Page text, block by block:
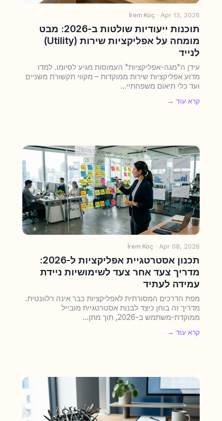
İrem Koç · Apr 13, 2026
תוכנות ייעודיות שולטות ב-2026: מבט
מומחה על אפליקציות שירות (Utility)
לנייד
עידן ה"מגה-אפליקציות" העמוסות מגיע לסיומו. למדו
מדוע אפליקציות שירות ממוקדות – מקווי תקשורת משניים
ועד כלי תיאום משפחתיי...
קרא עוד →
İrem Koç · Apr 08, 2026
תכנון אסטרטגיית אפליקציות ל-2026:
מדריך צעד אחר צעד לשימושיות ניידת
עמידה לעתיד
מפת הדרכים המסורתית לאפליקציות כבר אינה רלוונטית.
מדריך זה בוחן כיצד לבנות אסטרטגיית מובייל
ממוקדת-משתמש ב-2026, תוך מתן...
קרא עוד →